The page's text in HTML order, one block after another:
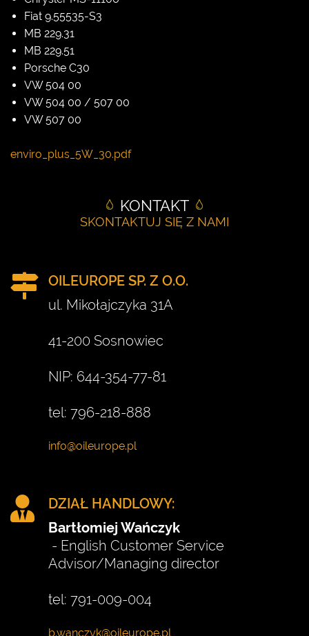
Fiat 9.55535-S3
MB 229.31
MB 229.51
Porsche C30
VW 504 00
VW 504 00 / 507 00
VW 507 00
enviro_plus_5W_30.pdf
KONTAKT
SKONTAKTUJ SIĘ Z NAMI
OILEUROPE SP. Z O.O.
ul. Mikołajczyka 31A
41-200 Sosnowiec
NIP: 644-354-77-81
tel: 796-218-888
DZIAŁ HANDLOWY:
Bartłomiej Wańczyk
- English Customer Service
Advisor/Managing director
tel: 791-009-004